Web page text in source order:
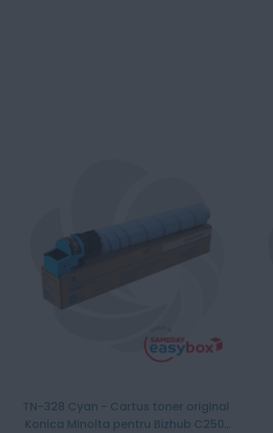
TN-328 Cyan - Cartus toner original
Konica Minolta pentru Bizhub C250i